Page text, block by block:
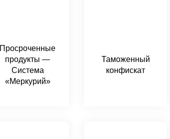
Просроченные
продукты —
Система
«Меркурий»
Таможенный
конфискат